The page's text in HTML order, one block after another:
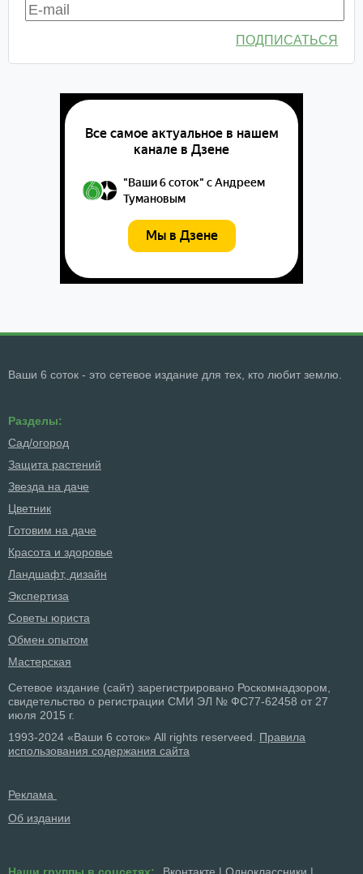
ПОДПИСАТЬСЯ
Ваши 6 соток - это сетевое издание для тех, кто любит землю.
Разделы:
Сад/огород
Защита растений
Звезда на даче
Цветник
Готовим на даче
Красота и здоровье
Ландшафт, дизайн
Экспертиза
Советы юриста
Обмен опытом
Мастерская
Сетевое издание (сайт) зарегистрировано Роскомнадзором,
свидетельство о регистрации СМИ ЭЛ № ФС77-62458 от 27
июля 2015 г.
1993-2024 «Ваши 6 соток» All rights reserveed. Правила
использования содержания сайта
Реклама
Об издании
Наши группы в соцсетях: Вконтакте | Одноклассники |